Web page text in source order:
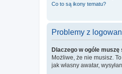
Co to są ikony tematu?
Problemy z
Dlaczego w ogóle
Możliwe, że nie musisz.
jak własny awatar,